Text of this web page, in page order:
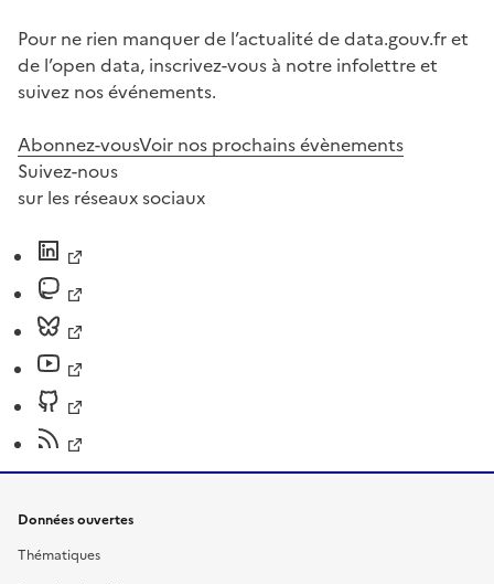
Pour ne rien manquer de l’actualité de data.gouv.fr et
de l’open data, inscrivez-vous à notre infolettre et
suivez nos événements.
Abonnez-vousVoir nos prochains évènements
Suivez-nous
sur les réseaux sociaux
Données ouvertes
Thématiques